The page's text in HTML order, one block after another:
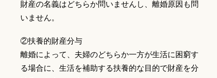
財産の名義はどちらか問いませんし、離婚原因も問
いません。
②扶養的財産分与
離婚によって、夫婦のどちらか一方が生活に困窮す
る場合に、生活を補助する扶養的な目的で財産を分